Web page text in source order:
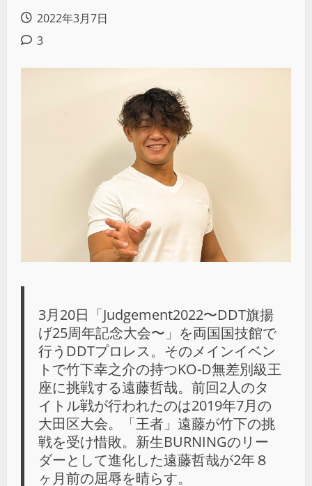
2022年3月7日
3
3月20日「Judgement2022〜DDT旗揚
げ25周年記念大会〜」を両国国技館で
行うDDTプロレス。そのメインイベン
トで竹下幸之介の持つKO-D無差別級王
座に挑戦する遠藤哲哉。前回2人のタ
イトル戦が行われたのは2019年7月の
大田区大会。「王者」遠藤が竹下の挑
戦を受け惜敗。新生BURNINGのリー
ダーとして進化した遠藤哲哉が2年８
ヶ月前の屈辱を晴らす。